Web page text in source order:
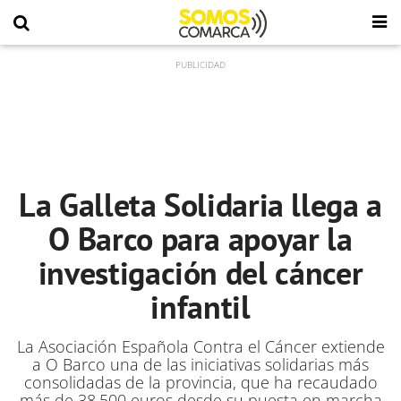
La Galleta Solidaria llega a
O Barco para apoyar la
investigación del cáncer
infantil
La Asociación Española Contra el Cáncer extiende
a O Barco una de las iniciativas solidarias más
consolidadas de la provincia, que ha recaudado